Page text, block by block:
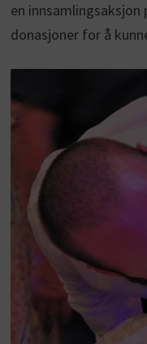
en
donasjoner for å